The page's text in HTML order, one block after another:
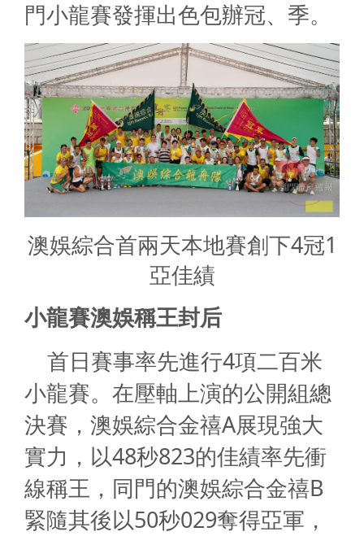
門小龍賽發揮出色包辦冠、季。
澳娛綜合首兩天本地賽創下4冠1
亞佳績
小龍賽澳娛稱王封后
首日賽事率先進行4項二百米
小龍賽。在壓軸上演的公開組總
決賽，澳娛綜合金禧A展現強大
實力，以48秒823的佳績率先衝
線稱王，同門的澳娛綜合金禧B
緊隨其後以50秒029奪得亞軍，